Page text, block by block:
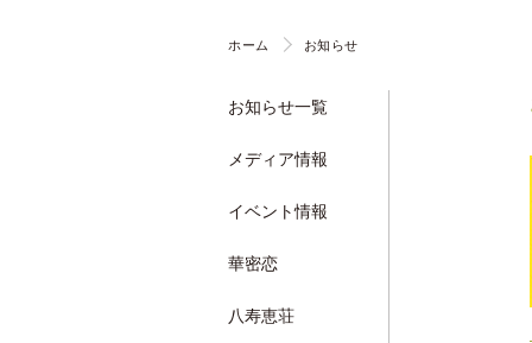
ホーム お知らせ
お知らせ一覧
メディア情報
イベント情報
華密恋
八寿恵荘